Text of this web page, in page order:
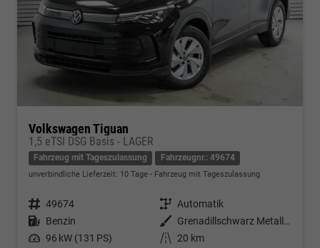
Volkswagen Tiguan
1,5 eTSI DSG Basis - LAGER
Fahrzeug mit Tageszulassung Fahrzeugnr.: 49674
unverbindliche Lieferzeit: 10 Tage Fahrzeug mit Tageszulassung
Fahrzeugnr. 49674 Getriebe Automatik
Kraftstoff Benzin Außenfarbe
Grenadillschwarz Metallic (0E)
Leistung 96 kW (131 PS) Kilometerstand
20 km